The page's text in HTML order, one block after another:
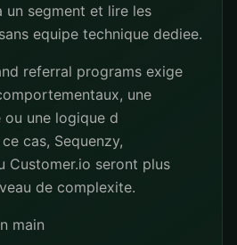
un segment et lire les
equipe technique dediee.
referral programs exige
une
une logique d
cas, Sequenzy,
Customer.io seront plus
de complexite.
main